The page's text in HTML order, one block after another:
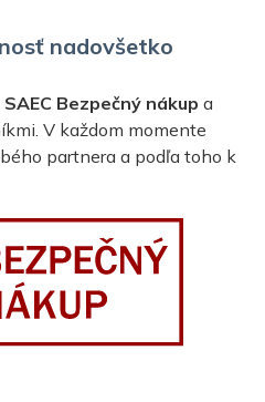
nadovšetko
SAEC Bezpečný nákup a
V každom momente
partnera a podľa toho k